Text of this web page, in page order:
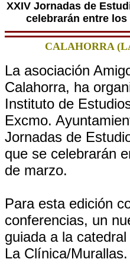
XXIV Jornadas de
celebrarán entre los
CALAHORRA
La asociación
Calahorra, ha
Instituto de
Excmo.
Jornadas de
que se celebrarán
de marzo.
Para esta edición
conferencias, un
guiada a la
La Clínica/Murallas.